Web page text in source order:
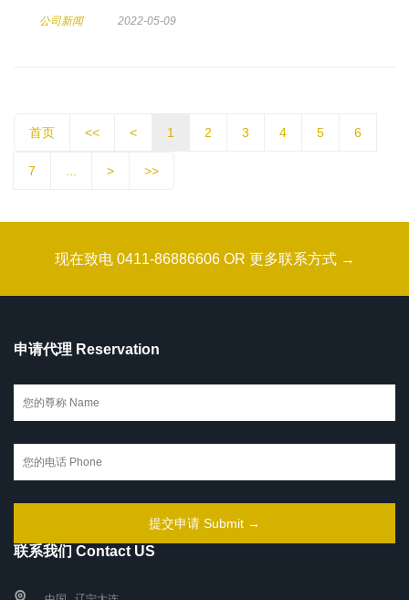
公司新闻 2022-05-09
首页 << < 1 2 3 4 5 6
7 > >>
现在致电 0411-86886606 OR 更多联系方式 →
申请代理 Reservation
联系我们 Contact US